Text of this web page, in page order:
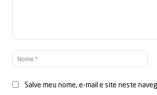
Salve meu nome, e-mail e site neste